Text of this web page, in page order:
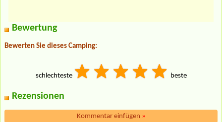
Bewertung
Bewerten Sie dieses Camping:
schlechteste beste
Rezensionen
Kommentar einfügen »